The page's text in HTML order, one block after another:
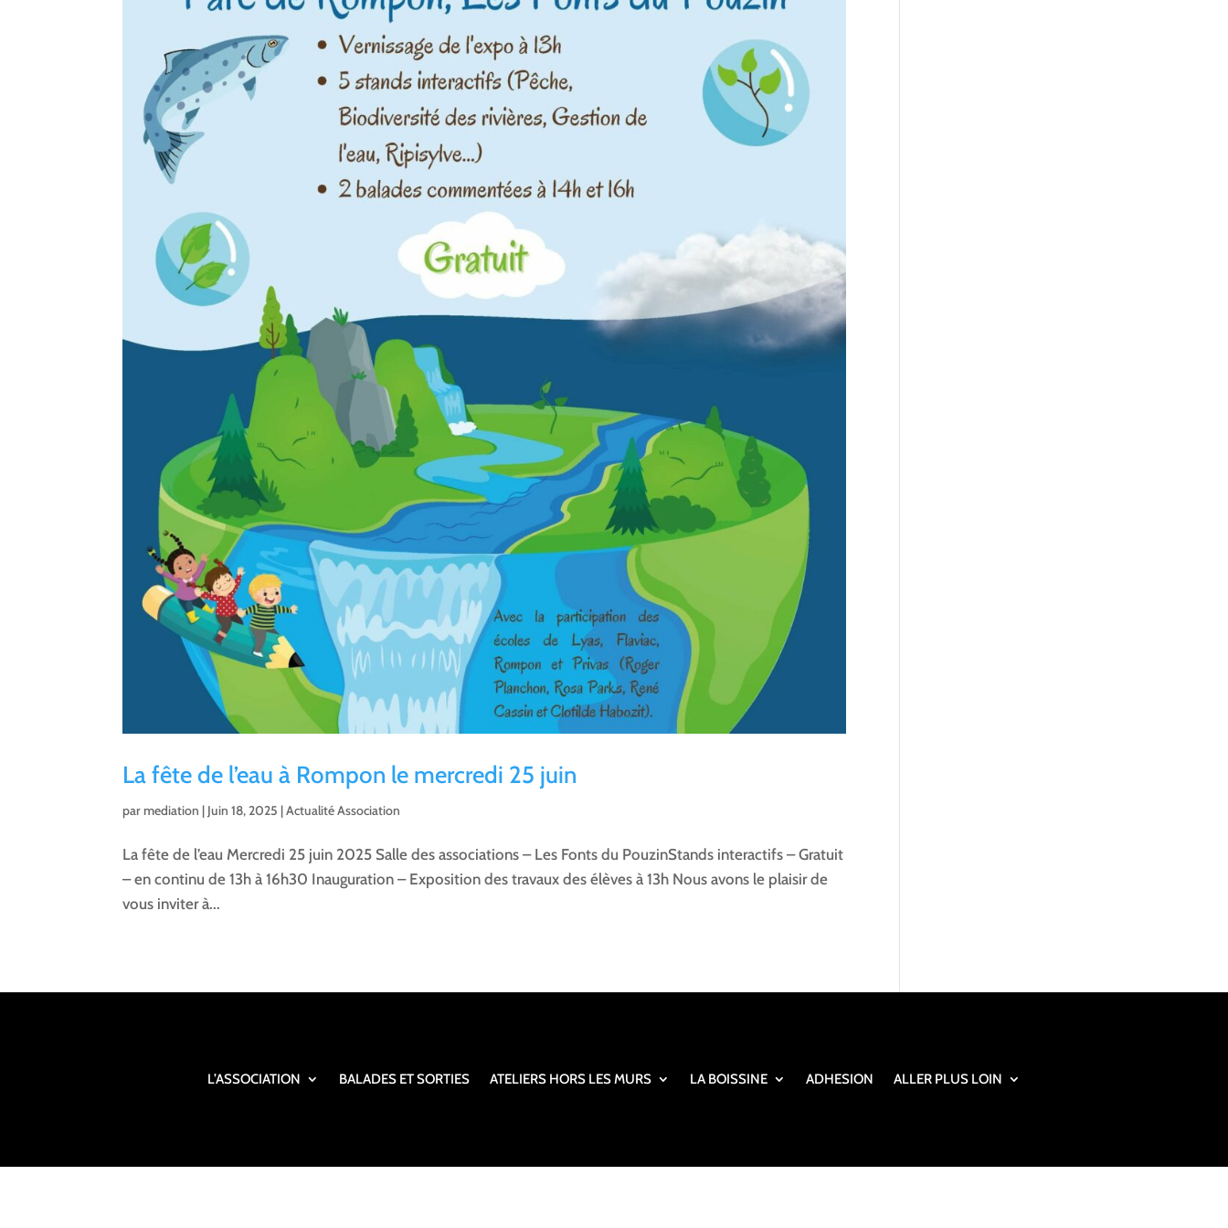
La fête de l’eau à Rompon le mercredi 25 juin
parmediation | Juin 18, 2025 |Actualité Association
La fête de l’eau Mercredi 25 juin 2025 Salle des associations – Les Fonts du PouzinStands interactifs – Gratuit
– en continu de 13h à 16h30 Inauguration – Exposition des travaux des élèves à 13h Nous avons le plaisir de
vous inviter à...
L’ASSOCIATION BALADES ET SORTIES ATELIERS HORS LES MURS LA BOISSINE ADHESION ALLER PLUS LOIN